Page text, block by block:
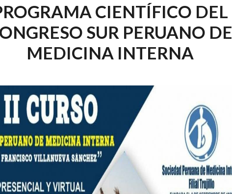
CIENTÍFICO DEL
SUR PERUANO DE
MEDICINA INTERNA